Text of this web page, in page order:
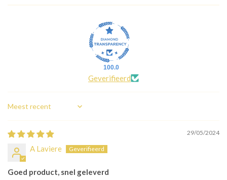
100.0
Geverifieerd
Sort by
29/05/2024
A Laviere
Goed product, snel geleverd